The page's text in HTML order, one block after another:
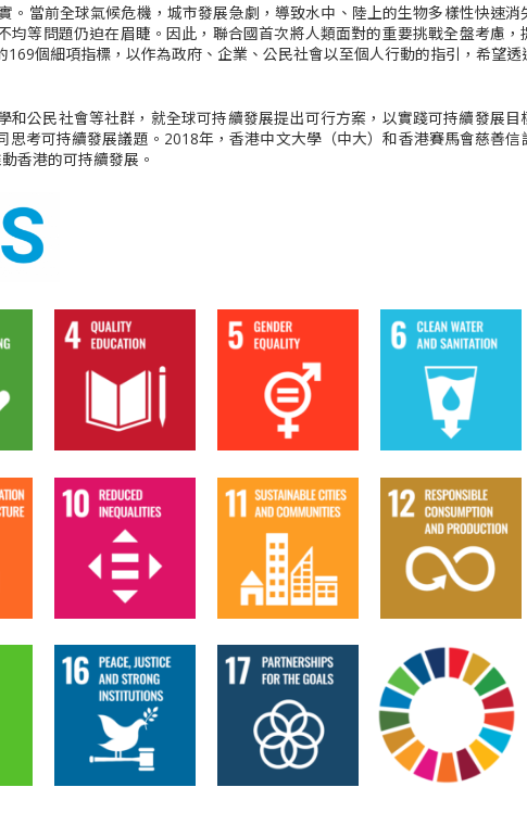
當前全球氣候危機，城市發展急劇，導致水中、陸上的生物多樣性快速消
等問題仍迫在眉睫。因此，聯合國首次將人類面對的重要挑戰全盤考慮，
個細項指標，以作為政府、企業、公民社會以至個人行動的指引，希望透
公民社會等社群，就全球可持續發展提出可行方案，以實踐可持續發展目
考可持續發展議題。2018年，香港中文大學（中大）和香港賽馬會慈善信
香港的可持續發展。